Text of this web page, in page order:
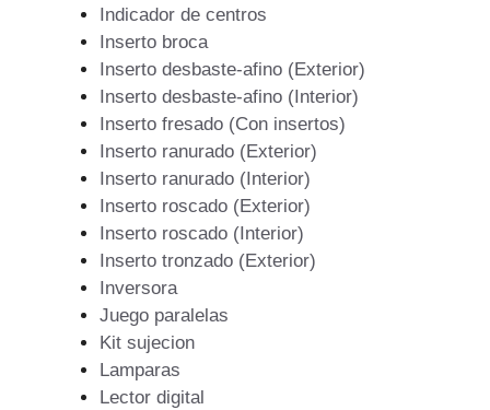
Indicador de centros
Inserto broca
Inserto desbaste-afino (Exterior)
Inserto desbaste-afino (Interior)
Inserto fresado (Con insertos)
Inserto ranurado (Exterior)
Inserto ranurado (Interior)
Inserto roscado (Exterior)
Inserto roscado (Interior)
Inserto tronzado (Exterior)
Inversora
Juego paralelas
Kit sujecion
Lamparas
Lector digital